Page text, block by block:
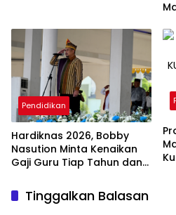
Pendidikan
Hardiknas 2026, Bobby
Nasution Minta Kenaikan
Gaji Guru Tiap Tahun dan
Pendidikan
Tinggalkan Balasan